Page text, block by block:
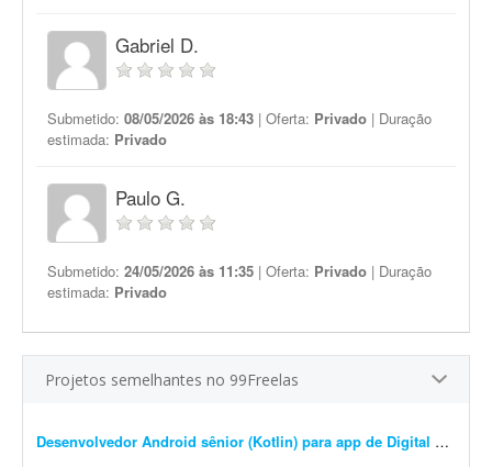
Gabriel D.
Submetido: 08/05/2026 às 18:43 | Oferta: Privado | Duração
estimada: Privado
Paulo G.
Submetido: 24/05/2026 às 11:35 | Oferta: Privado | Duração
estimada: Privado
Projetos semelhantes no 99Freelas
Desenvolvedor Android sênior (Kotlin) para app de Digital Signage 24/7